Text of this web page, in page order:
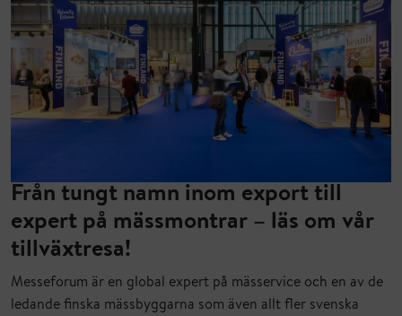
Från tungt namn inom export till
expert på mässmontrar – läs om vår
tillväxtresa!
Messeforum är en global expert på mässervice och en av de
ledande finska mässbyggarna som även allt fler svenska